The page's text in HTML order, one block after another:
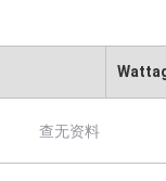
查无资料